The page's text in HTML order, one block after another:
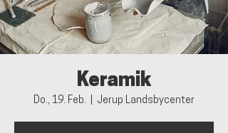
Keramik
Do., 19. Feb. Jerup Landsbycenter